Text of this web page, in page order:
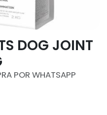
DOG JOINT
POR WHATSAPP